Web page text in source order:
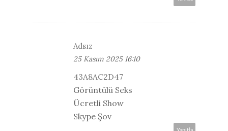
Adsız
25 Kasım 2025 16:10
43A8AC2D47
Görüntülü Seks
Ücretli Show
Skype Şov